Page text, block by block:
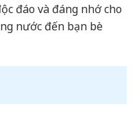
đáo và đáng nhớ cho
nước đến bạn bè